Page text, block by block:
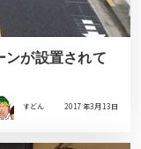
ンが設置されて
すどん 2017年3月13日